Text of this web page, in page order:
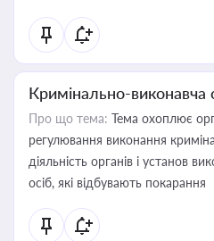
Кримінально-виконавча
Про що тема: Тема охоплює
регулювання виконання
діяльність органів і установ
осіб, які відбувають покарання